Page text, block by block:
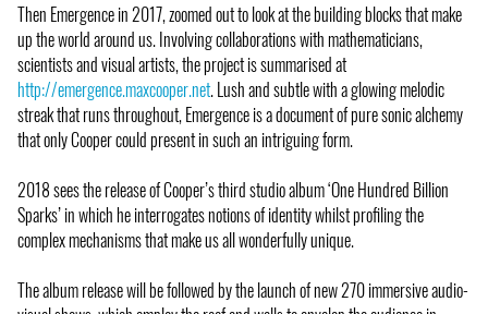
Then Emergence in 2017, zoomed out to look at the building blocks that make
up the world around us. Involving collaborations with mathematicians,
scientists and visual artists, the project is summarised at
http://emergence.maxcooper.net. Lush and subtle with a glowing melodic
streak that runs throughout, Emergence is a document of pure sonic alchemy
that only Cooper could present in such an intriguing form.
2018 sees the release of Cooper’s third studio album ‘One Hundred Billion
Sparks’ in which he interrogates notions of identity whilst profiling the
complex mechanisms that make us all wonderfully unique.
The album release will be followed by the launch of new 270 immersive audio-